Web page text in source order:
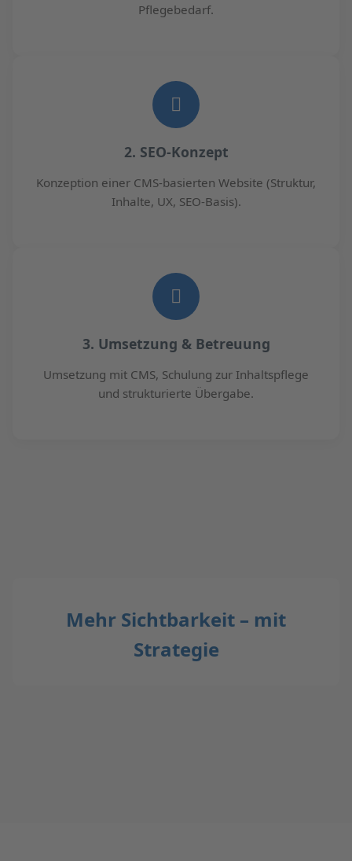
Pflegebedarf.
2. SEO-Konzept
Konzeption einer CMS-basierten Website (Struktur,
Inhalte, UX, SEO-Basis).
3. Umsetzung & Betreuung
Umsetzung mit CMS, Schulung zur Inhaltspflege
und strukturierte Übergabe.
Mehr Sichtbarkeit – mit
Strategie